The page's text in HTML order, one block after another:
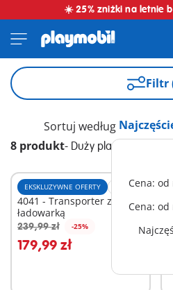
☀️ 25% zniżki na letnie
Filtr
8 produkt- Duży plac budowy
Sortuj według
Cena:
Cena:
EKSKLUZYWNE OFERTY
4041 - Transporter z mini
ładowarką
239,99 zł -25%
179,99 zł
Dodaj do koszyka